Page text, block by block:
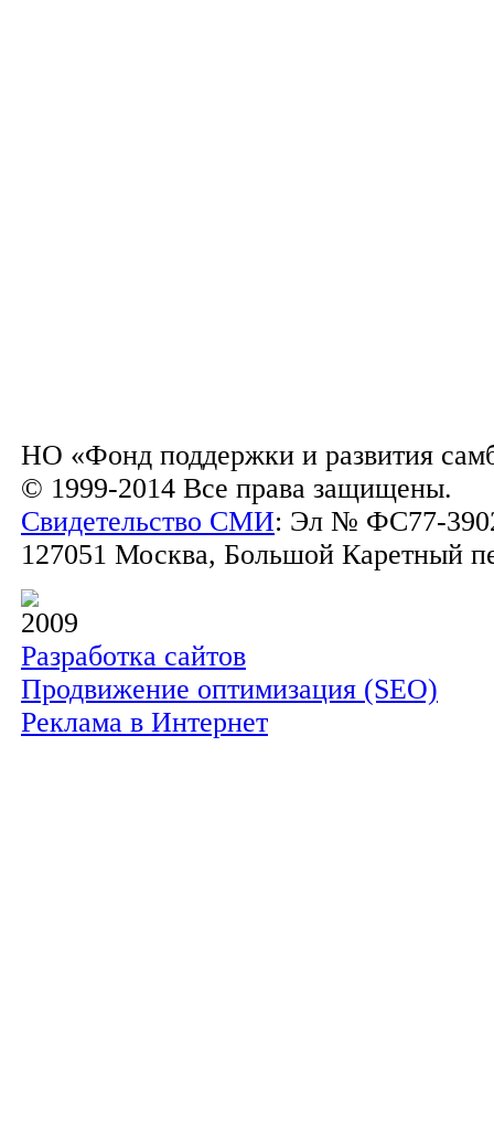
НО «Фонд поддержки и развития
© 1999-2014 Все права защищены.
Свидетельство СМИ: Эл № ФС77-
127051 Москва, Большой Каретный
2009
Разработка сайтов
Продвижение оптимизация (SEO)
Реклама в Интернет